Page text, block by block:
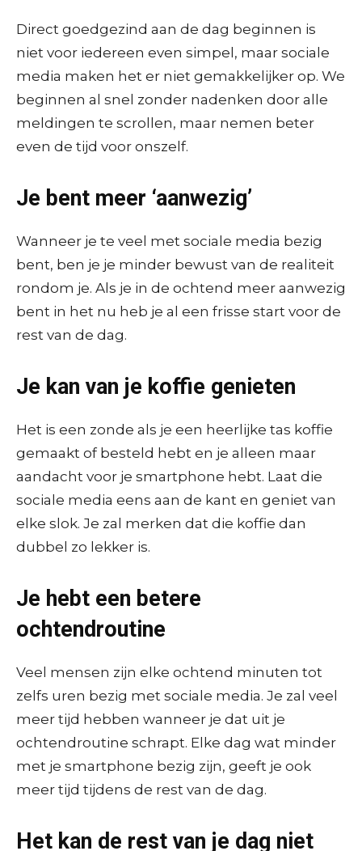
Direct goedgezind aan de dag beginnen is
niet voor iedereen even simpel, maar sociale
media maken het er niet gemakkelijker op. We
beginnen al snel zonder nadenken door alle
meldingen te scrollen, maar nemen beter
even de tijd voor onszelf.
Je bent meer ‘aanwezig’
Wanneer je te veel met sociale media bezig
bent, ben je je minder bewust van de realiteit
rondom je. Als je in de ochtend meer aanwezig
bent in het nu heb je al een frisse start voor de
rest van de dag.
Je kan van je koffie genieten
Het is een zonde als je een heerlijke tas koffie
gemaakt of besteld hebt en je alleen maar
aandacht voor je smartphone hebt. Laat die
sociale media eens aan de kant en geniet van
elke slok. Je zal merken dat die koffie dan
dubbel zo lekker is.
Je hebt een betere
ochtendroutine
Veel mensen zijn elke ochtend minuten tot
zelfs uren bezig met sociale media. Je zal veel
meer tijd hebben wanneer je dat uit je
ochtendroutine schrapt. Elke dag wat minder
met je smartphone bezig zijn, geeft je ook
meer tijd tijdens de rest van de dag.
Het kan de rest van je dag niet